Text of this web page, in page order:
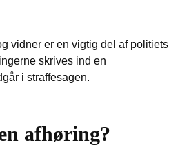
vidner er en vigtig del af politiets
skrives ind en
i straffesagen.
afhøring?